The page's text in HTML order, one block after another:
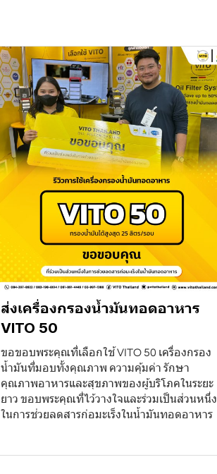
ส่งเครื่องกรองน้ำมันทอดอาหาร
VITO 50
ขอขอบพระคุณที่เลือกใช้ VITO 50 เครื่องกรอง
น้ำมันที่มอบทั้งคุณภาพ ความคุ้มค่า รักษา
คุณภาพอาหารและสุขภาพของผู้บริโภคในระยะ
ยาว ขอบพระคุณที่ไว้วางใจและร่วมเป็นส่วนหนึ่ง
ในการช่วยลดสารก่อมะเร็งในน้ำมันทอดอาหาร